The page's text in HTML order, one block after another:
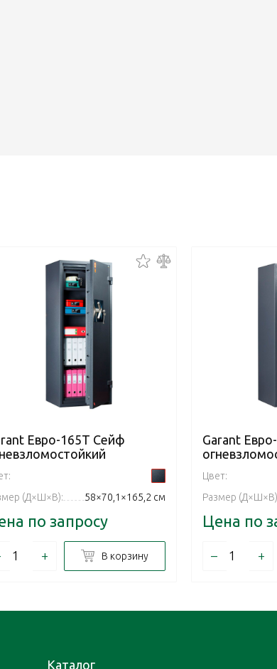
Евро-165T Сейф
(Д×Ш×В):
58×70,1×165,2 см
по запросу
+ В корзину
Garant
Цвет:
Размер
Цена по
– +
Каталог